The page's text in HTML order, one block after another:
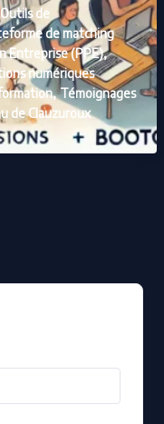
Outils de
de matching
Entreprise (PPE),
numériques
,Témoignages
de Clauzuroux